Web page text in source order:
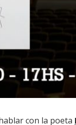
con la poeta